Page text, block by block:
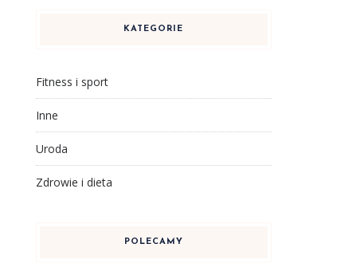
KATEGORIE
Fitness i sport
Inne
Uroda
Zdrowie i dieta
POLECAMY